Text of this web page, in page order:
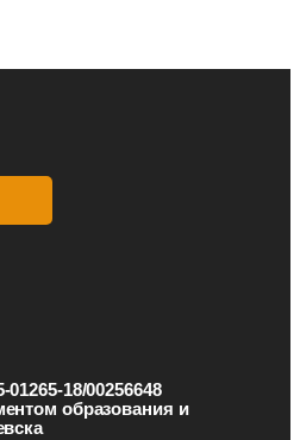
18/00256648
образования и